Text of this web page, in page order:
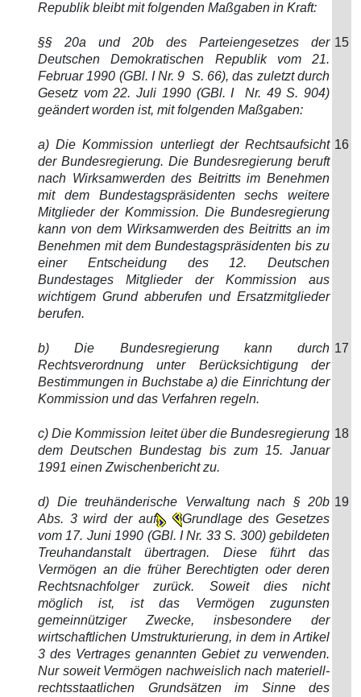
Republik bleibt mit folgenden Maßgaben in Kraft:
§§ 20a und 20b des Parteiengesetzes der
Deutschen Demokratischen Republik vom 21.
Februar 1990 (GBl. I Nr. 9 S. 66), das zuletzt durch
Gesetz vom 22. Juli 1990 (GBl. I Nr. 49 S. 904)
geändert worden ist, mit folgenden Maßgaben:
15
a) Die Kommission unterliegt der Rechtsaufsicht
der Bundesregierung. Die Bundesregierung beruft
nach Wirksamwerden des Beitritts im Benehmen
mit dem Bundestagspräsidenten sechs weitere
Mitglieder der Kommission. Die Bundesregierung
kann von dem Wirksamwerden des Beitritts an im
Benehmen mit dem Bundestagspräsidenten bis zu
einer Entscheidung des 12. Deutschen
Bundestages Mitglieder der Kommission aus
wichtigem Grund abberufen und Ersatzmitglieder
berufen.
16
b) Die Bundesregierung kann durch
Rechtsverordnung unter Berücksichtigung der
Bestimmungen in Buchstabe a) die Einrichtung der
Kommission und das Verfahren regeln.
17
c) Die Kommission leitet über die Bundesregierung
dem Deutschen Bundestag bis zum 15. Januar
1991 einen Zwischenbericht zu.
18
d) Die treuhänderische Verwaltung nach § 20b
Abs. 3 wird der auf
Grundlage des Gesetzes
vom 17. Juni 1990 (GBl. I Nr. 33 S. 300) gebildeten
Treuhandanstalt übertragen. Diese führt das
Vermögen an die früher Berechtigten oder deren
Rechtsnachfolger zurück. Soweit dies nicht
möglich ist, ist das Vermögen zugunsten
gemeinnütziger Zwecke, insbesondere der
wirtschaftlichen Umstrukturierung, in dem in Artikel
3 des Vertrages genannten Gebiet zu verwenden.
Nur soweit Vermögen nachweislich nach materiell-
rechtsstaatlichen Grundsätzen im Sinne des
19